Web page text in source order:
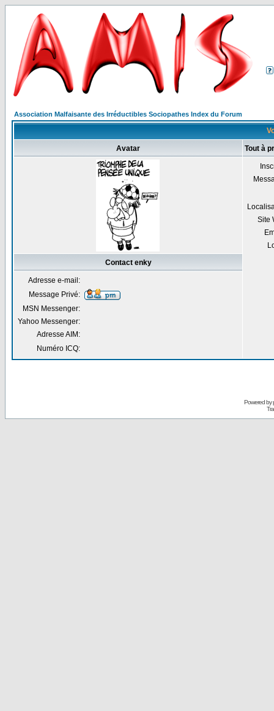
Association Malfaisante des Irréductibles Sociopathes Index du Forum
Avatar Tout à
Site
Contact enky
Adresse e-mail:
Message Privé:
MSN Messenger:
Yahoo Messenger:
Adresse AIM:
Numéro ICQ:
Powered by